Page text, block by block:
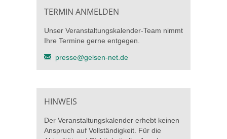
TERMIN ANMELDEN
Unser Veranstaltungskalender-Team nimmt
Ihre Termine gerne entgegen.
presse@gelsen-net.de
HINWEIS
Der Veranstaltungskalender erhebt keinen
Anspruch auf Vollständigkeit. Für die